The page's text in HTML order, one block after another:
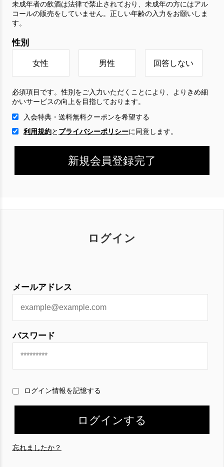
ログイン
メールアドレス
パスワード
ログイン情報を記憶する
忘れましたか？
未成年者の飲酒は法律で禁止されており、未成年の方にはアル
コールの販売をしていません。正しい年齢の入力をお願いしま
す。
性別
女性 男性 回答しない
必須項目です。性別をご入力いただくことにより、よりきめ細
かいサービスの向上を目指しております。
入会特典・送料無料クーポンを希望する
利用規約と プライバシーポリシーに 同意します。